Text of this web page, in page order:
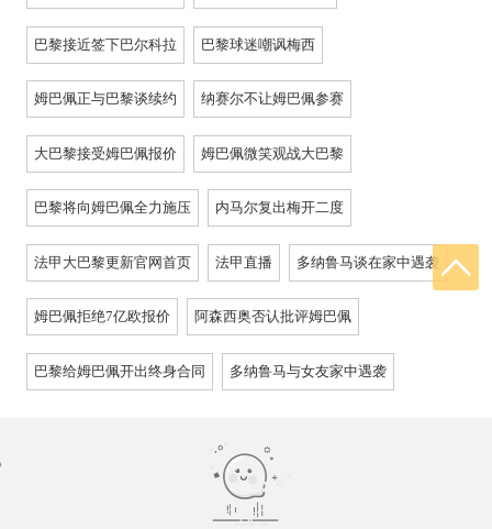
巴黎接近签下巴尔科拉 巴黎球迷嘲讽梅西
姆巴佩正与巴黎谈续约 纳赛尔不让姆巴佩参赛
大巴黎接受姆巴佩报价 姆巴佩微笑观战大巴黎
巴黎将向姆巴佩全力施压 内马尔复出梅开二度
法甲大巴黎更新官网首页 法甲直播 多纳鲁马谈在家中遇袭
姆巴佩拒绝7亿欧报价 阿森西奥否认批评姆巴佩
巴黎给姆巴佩开出终身合同 多纳鲁马与女友家中遇袭